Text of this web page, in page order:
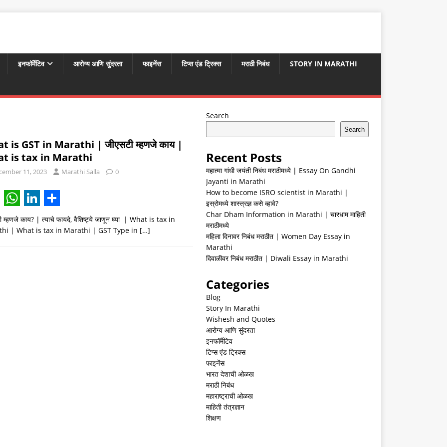
इनफॉर्मेटिव आरोग्य आणि सुंदरता फाइनेंस टिप्स एंड ट्रिक्स मराठी निबंध STORY IN MARATHI
is GST in Marathi | जीएसटी म्हणजे काय |
is tax in Marathi
11, 2023 Marathi Salla 0
W
h
L
i
S
h
म्हणजे काय? | त्याचे फायदे, वैशिष्ट्ये जाणून घ्या | What is tax in
| What is tax in Marathi | GST Type in […]
Search
Search
Recent Posts
महात्मा गांधी जयंती निबंध मराठीमध्ये | Essay On Gandhi
Jayanti in Marathi
How to become ISRO scientist in Marathi |
इस्रोमध्ये शास्त्रज्ञ कसे व्हावे?
Char Dham Information in Marathi | चारधाम माहिती
मराठीमध्ये
महिला दिनावर निबंध मराठीत | Women Day Essay in
Marathi
दिवाळीवर निबंध मराठीत | Diwali Essay in Marathi
Categories
Blog
Story In Marathi
Wishesh and Quotes
आरोग्य आणि सुंदरता
इनफॉर्मेटिव
टिप्स एंड ट्रिक्स
फाइनेंस
भारत देशाची ओळख
मराठी निबंध
महाराष्ट्राची ओळख
माहिती तंत्रज्ञान
शिक्षण